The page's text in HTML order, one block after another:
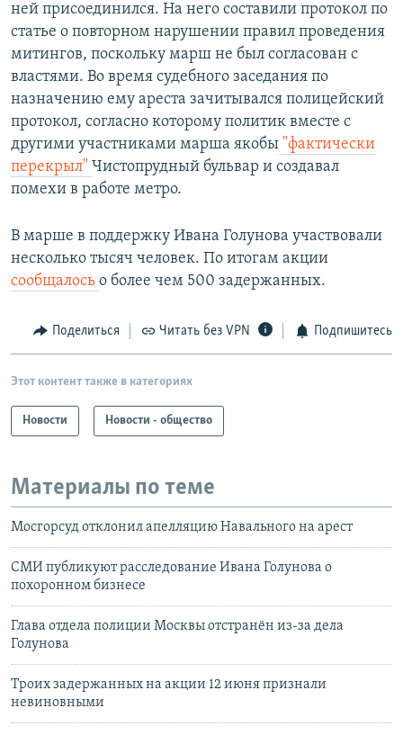
ней присоединился. На него составили протокол по
статье о повторном нарушении правил проведения
митингов, поскольку марш не был согласован с
властями. Во время судебного заседания по
назначению ему ареста зачитывался полицейский
протокол, согласно которому политик вместе с
другими участниками марша якобы "фактически
перекрыл" Чистопрудный бульвар и создавал
помехи в работе метро.
В марше в поддержку Ивана Голунова участвовали
несколько тысяч человек. По итогам акции
сообщалось о более чем 500 задержанных.
Поделиться Читать без VPN Подпишитесь
Этот контент также в категориях
Новости Новости - общество
Материалы по теме
Мосгорсуд отклонил апелляцию Навального на арест
СМИ публикуют расследование Ивана Голунова о
похоронном бизнесе
Глава отдела полиции Москвы отстранён из-за дела
Голунова
Троих задержанных на акции 12 июня признали
невиновными